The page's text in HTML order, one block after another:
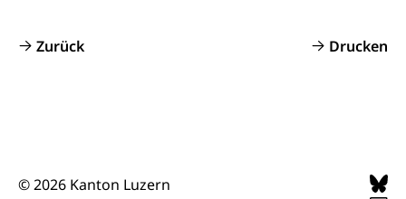
Zurück Drucken
© 2026 Kanton Luzern
Militär, Militärdienst, Militärdienstpflicht,
Feuerwehr, Gesundheitswesen, technische Betriebe,